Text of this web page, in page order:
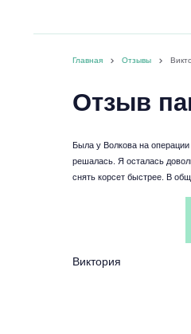
Главная Отзывы
Отзыв
Была у Волкова на операции
решалась. Я осталась
снять корсет быстрее. В
Виктория